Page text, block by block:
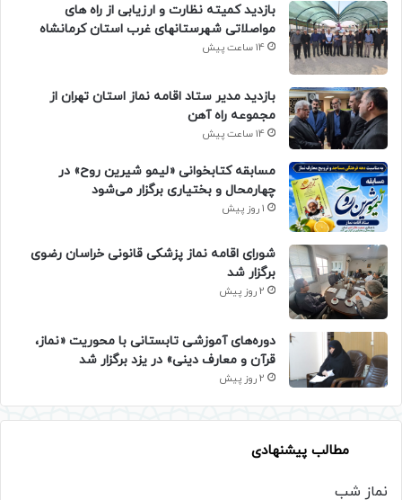
بازدید کمیته نظارت و ارزیابی از راه های
مواصلاتی شهرستانهای غرب استان کرمانشاه
14 ساعت پیش
بازدید مدیر ستاد اقامه نماز استان تهران از
مجموعه راه آهن
14 ساعت پیش
مسابقه کتابخوانی «لیمو شیرین روح» در
چهارمحال و بختیاری برگزار می‌شود
1 روز پیش
شورای اقامه نماز پزشکی قانونی خراسان رضوی
برگزار شد
2 روز پیش
دوره‌های آموزشی تابستانی با محوریت «نماز،
قرآن و معارف دینی» در یزد برگزار شد
2 روز پیش
مطالب پیشنهادی
نماز شب